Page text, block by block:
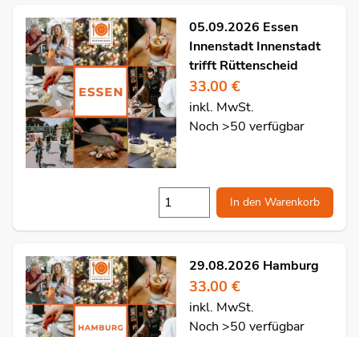
05.09.2026 Essen
Innenstadt Innenstadt
trifft Rüttenscheid
33.00 €
inkl. MwSt.
Noch >50 verfügbar
In den Warenkorb
29.08.2026 Hamburg
33.00 €
inkl. MwSt.
Noch >50 verfügbar